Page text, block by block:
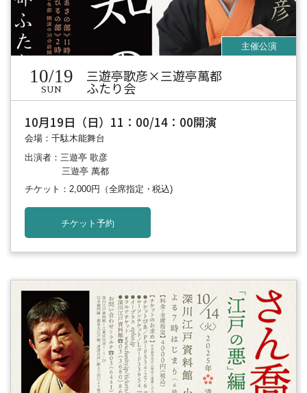
10/19
SUN
三遊亭歌彦×三遊亭萬都
ふたり会
10月19日（日）11：00/14：00開演
会場：千駄木能舞台
出演者：三遊亭 歌彦
三遊亭 萬都
チケット：2,000円 （全席指定・税込)
チケット予約